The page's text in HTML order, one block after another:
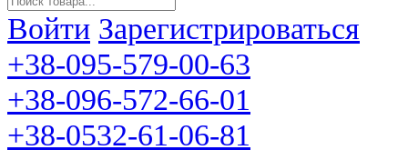
Войти Зарегистрироваться
+38-095-579-00-63
+38-096-572-66-01
+38-0532-61-06-81